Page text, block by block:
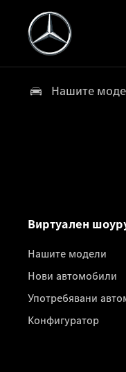
Нашите
Виртуален
Нашите модели
Нови автомобили
Употребявани
Конфигуратор